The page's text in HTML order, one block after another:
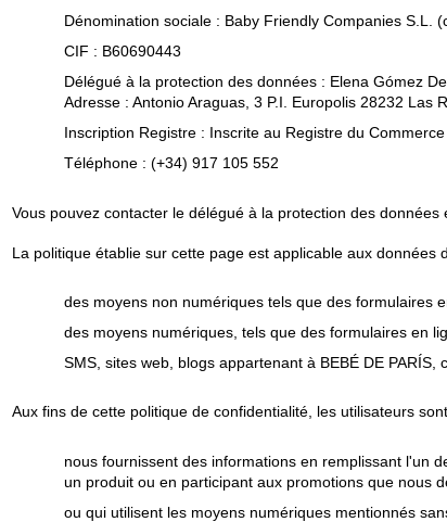
Dénomination sociale : Baby Friendly Companies S.L.
CIF : B60690443
Délégué à la protection des données : Elena Gómez
Adresse : Antonio Araguas, 3 P.I. Europolis 28232 Las
Inscription Registre : Inscrite au Registre du
Téléphone : (+34) 917 105 552
Vous pouvez contacter le délégué à la protection des données
La politique établie sur cette page est applicable aux données
des moyens non numériques tels que des formulaires
des moyens numériques, tels que des formulaires en
SMS, sites web, blogs appartenant à BEBÉ DE
Aux fins de cette politique de confidentialité, les utilisateurs
nous fournissent des informations en remplissant l'un
un produit ou en participant aux promotions que nous
ou qui utilisent les moyens numériques mentionnés